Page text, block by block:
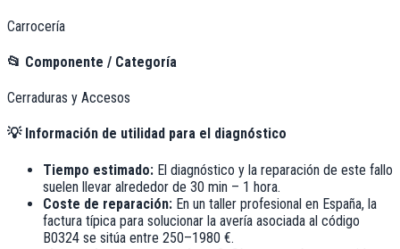
Carrocería
📂 Componente / Categoría
Cerraduras y Accesos
💡Información de utilidad para el diagnóstico
Tiempo estimado: El diagnóstico y la reparación de este fallo
suelen llevar alrededor de 30 min – 1 hora.
Coste de reparación: En un taller profesional en España, la
factura típica para solucionar la avería asociada al código
B0324 se sitúa entre 250–1980 €.